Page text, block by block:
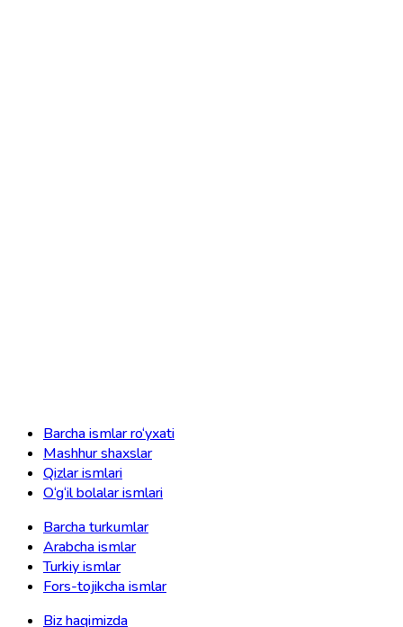
Barcha ismlar ro‘yxati
Mashhur shaxslar
Qizlar ismlari
O‘g‘il bolalar ismlari
Barcha turkumlar
Arabcha ismlar
Turkiy ismlar
Fors-tojikcha ismlar
Biz haqimizda